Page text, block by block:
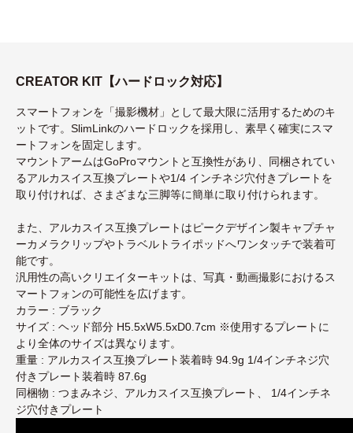
CREATOR KIT【ハードロック対応】
スマートフォンを「撮影機材」として最大限に活用するためのキ
ットです。SlimLinkのハードロックを採用し、素早く確実にスマ
ートフォンを固定します。
マウントアームはGoProマウントと互換性があり、同梱されてい
るアルカスイス互換プレートや1/4 インチネジ穴付きプレートを
取り付ければ、さまざまな三脚等に簡単に取り付けられます。
また、アルカスイス互換プレートはピークデザイン製キャプチャ
ーカメラクリップやトラベルトライポッドへワンタッチで装着可
能です。
汎用性の高いクリエイターキットは、写真・動画撮影におけるス
マートフォンの可能性を広げます。
カラー : ブラック
サイズ : ヘッド部分 H5.5xW5.5xD0.7cm ※使用するプレートに
より全体のサイズは異なります。
重量 : アルカスイス互換プレート装着時 94.9g 1/4インチネジ穴
付きプレート装着時 87.6g
同梱物 : つまみネジ、アルカスイス互換プレート、 1/4インチネ
ジ穴付きプレート